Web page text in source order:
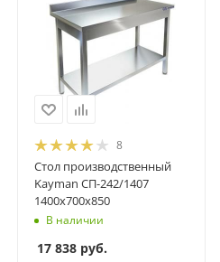
8
Стол производственный
Kayman СП-242/1407
1400х700х850
В наличии
17 838 руб.